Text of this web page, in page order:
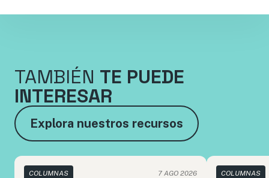
TAMBIÉN TE PUEDE
INTERESAR
Explora nuestros recursos
COLUMNAS 7 AGO 2026 COLUMNAS